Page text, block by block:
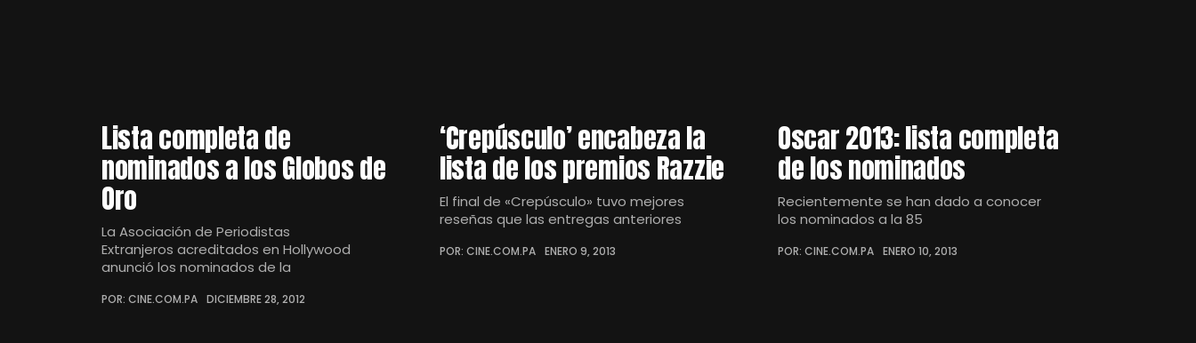
Lista completa de
nominados a los Globos de
Oro
La Asociación de Periodistas
Extranjeros acreditados en Hollywood
anunció los nominados de la
POR: CINE.COM.PA DICIEMBRE 28, 2012
‘Crepúsculo’ encabeza la
lista de los premios Razzie
El final de «Crepúsculo» tuvo mejores
reseñas que las entregas anteriores
POR: CINE.COM.PA ENERO 9, 2013
Oscar 2013: lista completa
de los nominados
Recientemente se han dado a conocer
los nominados a la 85
POR: CINE.COM.PA ENERO 10, 2013